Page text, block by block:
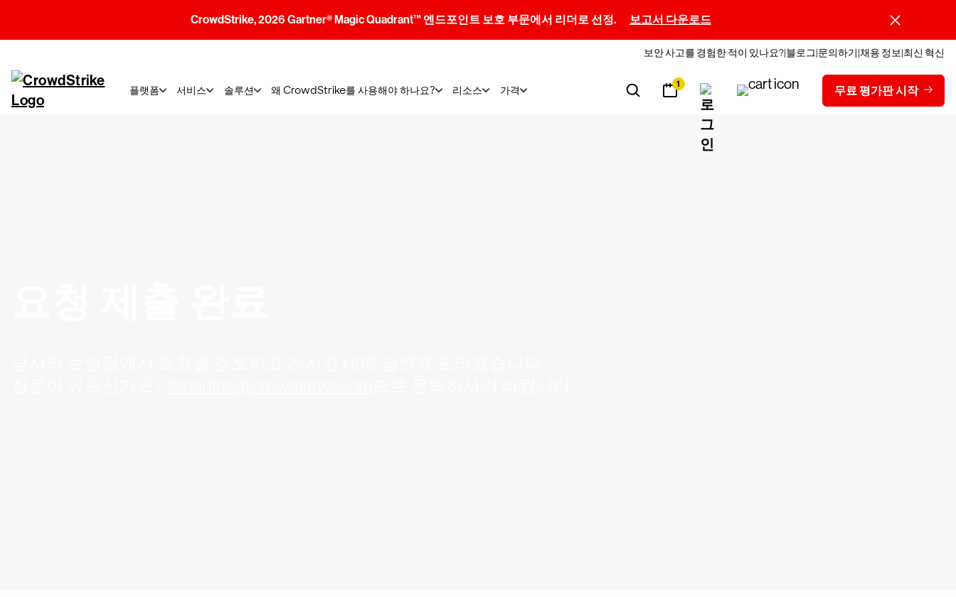
CrowdStrike, 2026 Gartner® Magic Quadrant™ 엔드포인트 보호 부문에서 리더로 선정. 보고서 다운로드
보안 사고를 경험한 적이 있나요? 블로그 문의하기 채용 정보 최신 혁신
플랫폼 서비스 솔루션 왜 CrowdStrike를 사용해야 하나요? 리소스 가격 1 무료 평가판 시작